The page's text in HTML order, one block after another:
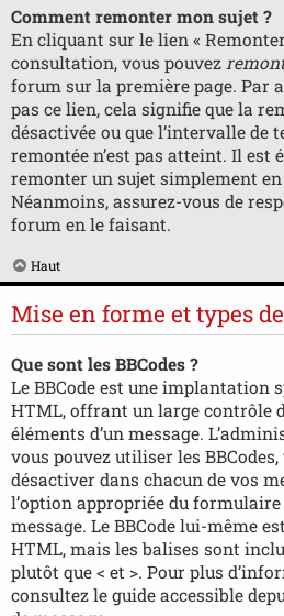
Comment remonter mon sujet ?
En cliquant sur le lien «
consultation, vous pouvez
forum sur la première page. Par
pas ce lien, cela signifie que la
désactivée ou que l’intervalle de
remontée n’est pas atteint. Il est
remonter un sujet simplement
Néanmoins, assurez-vous de
forum en le faisant.
Haut
Mise en forme et types
Que sont les BBCodes ?
Le BBCode est une implantation
HTML, offrant un large contrôle
éléments d’un message.
vous pouvez utiliser les
désactiver dans chacun de vos
l’option appropriée du
message. Le BBCode lui-même
HTML, mais les balises sont
plutôt que < et >. Pour plus
consultez le guide accessible